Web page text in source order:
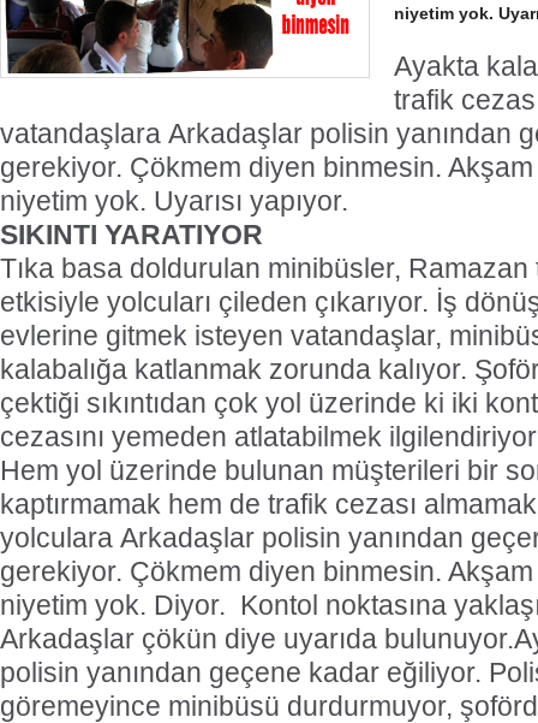
niyetim yok.
Ayakta
trafik
vatandaşlara Arkadaşlar polisin yanından
gerekiyor. Çökmem diyen binmesin.
niyetim yok. Uyarısı yapıyor.
SIKINTI YARATIYOR
Tıka basa doldurulan minibüsler,
etkisiyle yolcuları çileden çıkarıyor. İş
evlerine gitmek isteyen vatandaşlar,
kalabalığa katlanmak zorunda kalıyor.
çektiği sıkıntıdan çok yol üzerinde ki iki
cezasını yemeden atlatabilmek
Hem yol üzerinde bulunan müşterileri bir
kaptırmamak hem de trafik cezası
yolculara Arkadaşlar polisin yanından
gerekiyor. Çökmem diyen binmesin.
niyetim yok. Diyor. Kontol noktasına
Arkadaşlar çökün diye uyarıda
polisin yanından geçene kadar eğiliyor.
göremeyince minibüsü durdurmuyor,